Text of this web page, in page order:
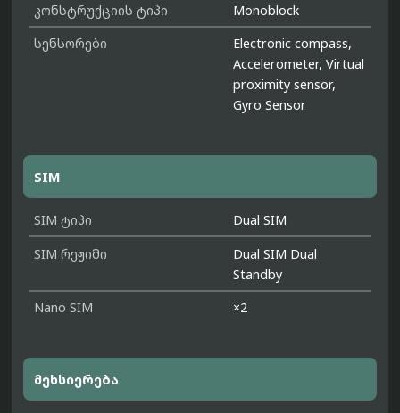
კონსტრუქციის ტიპი
Monoblock
სენსორები
Electronic compass,
Accelerometer, Virtual
proximity sensor,
Gyro Sensor
SIM
SIM ტიპი
Dual SIM
SIM რეჟიმი
Dual SIM Dual
Standby
Nano SIM
×2
მეხსიერება